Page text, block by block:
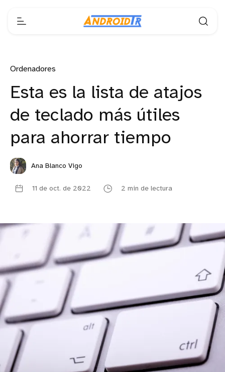
Ordenadores
Esta es la lista de atajos
de teclado más útiles
para ahorrar tiempo
Ana Blanco Vigo
11 de oct. de 2022 2 min de lectura